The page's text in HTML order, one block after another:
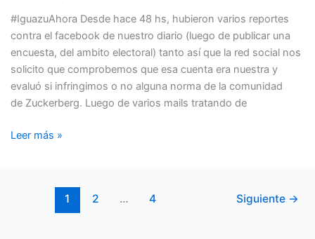
#IguazuAhora Desde hace 48 hs, hubieron varios reportes
contra el facebook de nuestro diario (luego de publicar una
encuesta, del ambito electoral) tanto así que la red social nos
solicito que comprobemos que esa cuenta era nuestra y
evaluó si infringimos o no alguna norma de la comunidad
de Zuckerberg. Luego de varios mails tratando de
Leer más »
1 2 … 4 Siguiente →